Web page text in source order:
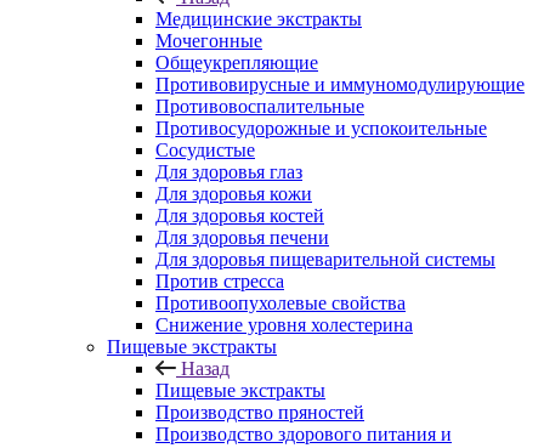
Медицинские экстракты
Мочегонные
Общеукрепляющие
Противовирусные и иммуномодулирующие
Противовоспалительные
Противосудорожные и успокоительные
Сосудистые
Для здоровья глаз
Для здоровья кожи
Для здоровья костей
Для здоровья печени
Для здоровья пищеварительной системы
Против стресса
Противоопухолевые свойства
Снижение уровня холестерина
Пищевые экстракты
Назад
Пищевые экстракты
Производство пряностей
Производство здорового питания и